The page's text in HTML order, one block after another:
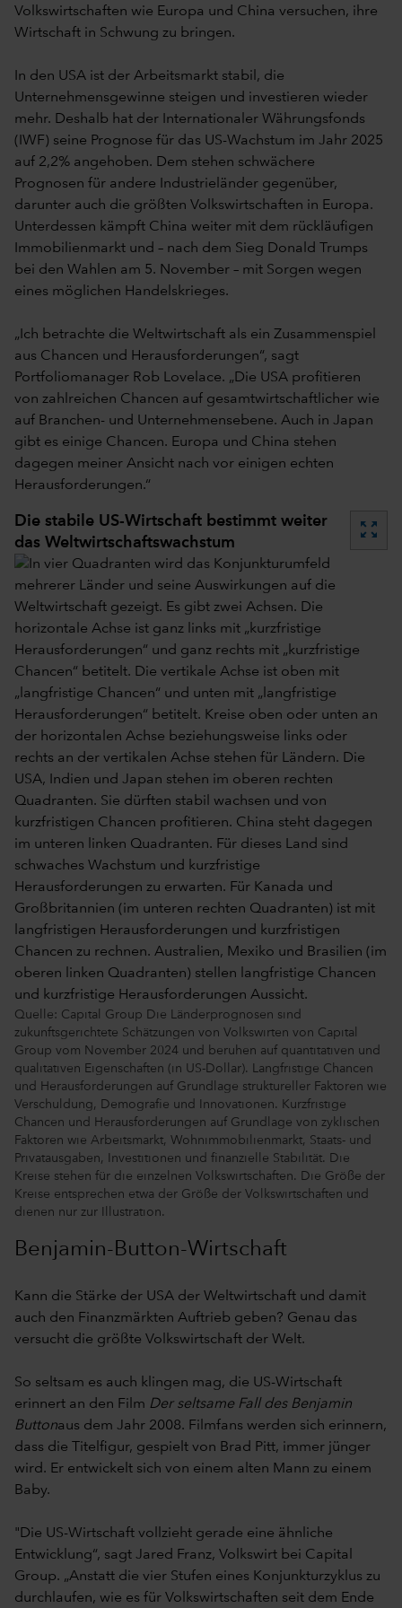
Volkswirtschaften wie Europa und China versuchen, ihre
Wirtschaft in Schwung zu bringen.
In den USA ist der Arbeitsmarkt stabil, die
Unternehmensgewinne steigen und investieren wieder
mehr. Deshalb hat der Internationaler Währungsfonds
(IWF) seine Prognose für das US-Wachstum im Jahr 2025
auf 2,2% angehoben. Dem stehen schwächere
Prognosen für andere Industrieländer gegenüber,
darunter auch die größten Volkswirtschaften in Europa.
Unterdessen kämpft China weiter mit dem rückläufigen
Immobilienmarkt und – nach dem Sieg Donald Trumps
bei den Wahlen am 5. November – mit Sorgen wegen
eines möglichen Handelskrieges.
„Ich betrachte die Weltwirtschaft als ein Zusammenspiel
aus Chancen und Herausforderungen“, sagt
Portfoliomanager Rob Lovelace. „Die USA profitieren
von zahlreichen Chancen auf gesamtwirtschaftlicher wie
auf Branchen- und Unternehmensebene. Auch in Japan
gibt es einige Chancen. Europa und China stehen
dagegen meiner Ansicht nach vor einigen echten
Herausforderungen.“
Die stabile US-Wirtschaft bestimmt weiter
das Weltwirtschaftswachstum
zoom_out_map
Quelle: Capital Group Die Länderprognosen sind
zukunftsgerichtete Schätzungen von Volkswirten von Capital
Group vom November 2024 und beruhen auf quantitativen und
qualitativen Eigenschaften (in US-Dollar). Langfristige Chancen
und Herausforderungen auf Grundlage struktureller Faktoren wie
Verschuldung, Demografie und Innovationen. Kurzfristige
Chancen und Herausforderungen auf Grundlage von zyklischen
Faktoren wie Arbeitsmarkt, Wohnimmobilienmarkt, Staats- und
Privatausgaben, Investitionen und finanzielle Stabilität. Die
Kreise stehen für die einzelnen Volkswirtschaften. Die Größe der
Kreise entsprechen etwa der Größe der Volkswirtschaften und
dienen nur zur Illustration.
Benjamin-Button-Wirtschaft
Kann die Stärke der USA der Weltwirtschaft und damit
auch den Finanzmärkten Auftrieb geben? Genau das
versucht die größte Volkswirtschaft der Welt.
So seltsam es auch klingen mag, die US-Wirtschaft
erinnert an den Film Der seltsame Fall des Benjamin
Buttonaus dem Jahr 2008. Filmfans werden sich erinnern,
dass die Titelfigur, gespielt von Brad Pitt, immer jünger
wird. Er entwickelt sich von einem alten Mann zu einem
Baby.
"Die US-Wirtschaft vollzieht gerade eine ähnliche
Entwicklung“, sagt Jared Franz, Volkswirt bei Capital
Group. „Anstatt die vier Stufen eines Konjunkturzyklus zu
durchlaufen, wie es für Volkswirtschaften seit dem Ende